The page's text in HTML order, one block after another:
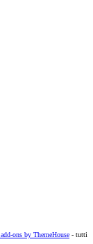
ons by ThemeHouse - tutti